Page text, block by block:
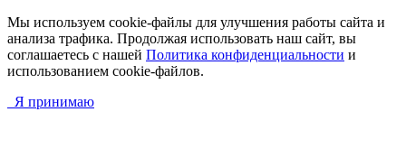
Мы используем cookie-файлы для улучшения работы сайта и
анализа трафика. Продолжая использовать наш сайт, вы
соглашаетесь с нашей Политика конфиденциальности и
использованием cookie-файлов.
Я принимаю